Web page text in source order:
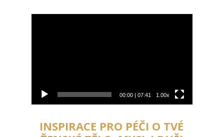
00:00 |07:41 1.00x
INSPIRACE PRO PÉČI O TVÉ